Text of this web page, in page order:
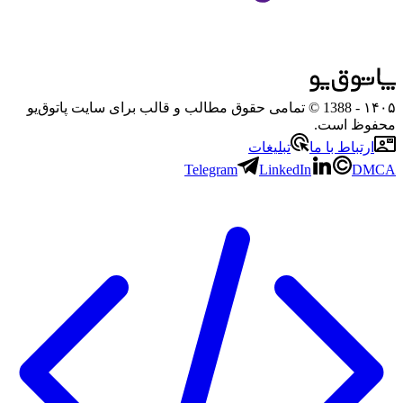
۱۴۰۵
- 1388 © تمامی حقوق مطالب و قالب برای سایت پاتوق‌یو
محفوظ است.
ارتباط با ما
تبلیغات
Telegram
LinkedIn DMCA